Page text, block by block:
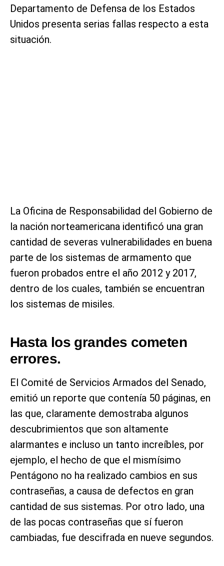
Departamento de Defensa de los Estados
Unidos presenta serias fallas respecto a esta
situación.
La Oficina de Responsabilidad del Gobierno de
la nación norteamericana identificó una gran
cantidad de severas vulnerabilidades en buena
parte de los sistemas de armamento que
fueron probados entre el año 2012 y 2017,
dentro de los cuales, también se encuentran
los sistemas de misiles.
Hasta los grandes cometen
errores.
El Comité de Servicios Armados del Senado,
emitió un reporte que contenía 50 páginas, en
las que, claramente demostraba algunos
descubrimientos que son altamente
alarmantes e incluso un tanto increíbles, por
ejemplo, el hecho de que el mismísimo
Pentágono no ha realizado cambios en sus
contraseñas, a causa de defectos en gran
cantidad de sus sistemas. Por otro lado, una
de las pocas contraseñas que sí fueron
cambiadas, fue descifrada en nueve segundos.